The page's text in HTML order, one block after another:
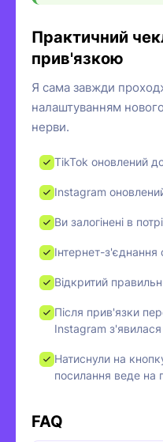
Практичний
прив'язкою
Я сама завжди
налаштуванням
нерви.
TikTok оновлений до
Instagram
Ви залогінені в
Інтернет-
Відкритий
Після прив'язки
Instagram з'явилася
Натиснули на
посилання веде на
FAQ